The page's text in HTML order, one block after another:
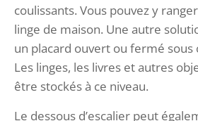
coulissants. Vous pouvez y
linge de maison. Une autre
un placard ouvert ou fermé sous
Les linges, les livres et autres
être stockés à ce niveau.
Le dessous d’escalier peut